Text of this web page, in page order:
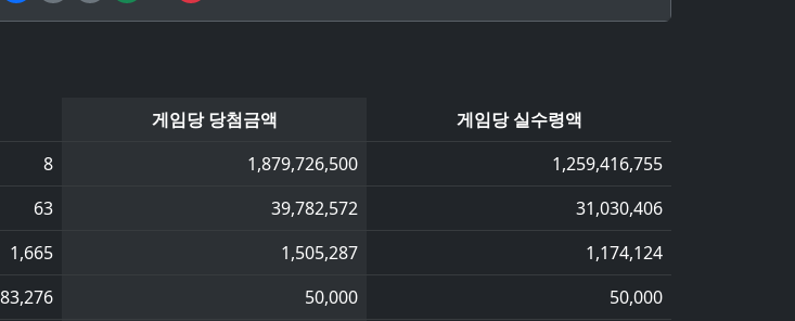
게임당 당첨금액
게임당 실수령액
8 1,879,726,500
1,259,416,755
63 39,782,572
31,030,406
1,665 1,505,287
1,174,124
83,276 50,000
50,000